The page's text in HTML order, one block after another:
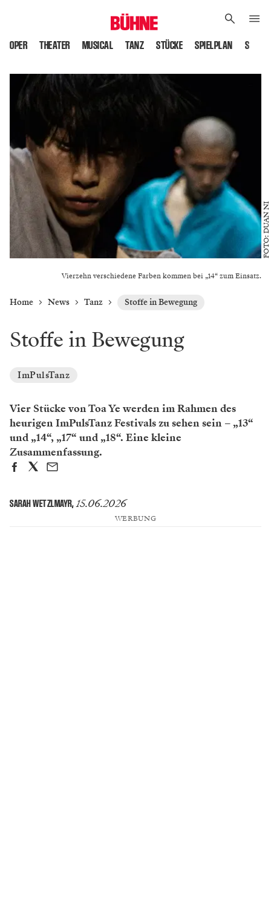
OPER THEATER MUSICAL TANZ STÜCKE SPIELPLAN
Vierzehn verschiedene Farben kommen bei „14“ zum Einsatz.
FOTO: DUAN NI
Home News Tanz Stoffe in Bewegung
Stoffe in Bewegung
ImPulsTanz
Vier Stücke von Toa Ye werden im Rahmen des
heurigen ImPulsTanz Festivals zu sehen sein – „13“
und „14“, „17“ und „18“. Eine kleine
Zusammenfassung.
SARAH WETZLMAYR, 15.06.2026
WERBUNG